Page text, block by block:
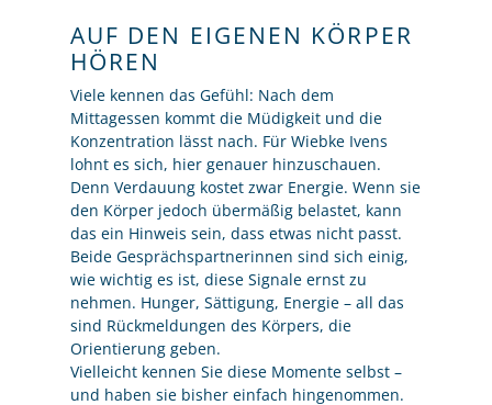
AUF DEN EIGENEN KÖRPER
HÖREN
Viele kennen das Gefühl: Nach dem
Mittagessen kommt die Müdigkeit und die
Konzentration lässt nach. Für Wiebke Ivens
lohnt es sich, hier genauer hinzuschauen.
Denn Verdauung kostet zwar Energie. Wenn sie
den Körper jedoch übermäßig belastet, kann
das ein Hinweis sein, dass etwas nicht passt.
Beide Gesprächspartnerinnen sind sich einig,
wie wichtig es ist, diese Signale ernst zu
nehmen. Hunger, Sättigung, Energie – all das
sind Rückmeldungen des Körpers, die
Orientierung geben.
Vielleicht kennen Sie diese Momente selbst –
und haben sie bisher einfach hingenommen.